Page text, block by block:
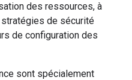
des ressources, à
de sécurité
de configuration des
sont spécialement